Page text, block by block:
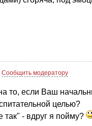
Сообщить модератору
то, если Ваш
целью?
так" - вдруг я пойму?